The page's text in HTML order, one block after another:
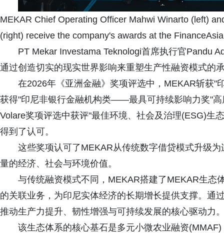
MEKAR Chief Operating Officer Mahwi Winarto (left)
(right) receive the company's awards at the
PT Mekar Investama Teknologi首席执行官Pandu
通过创造切实的现实世界影响来重塑生产性融资模式的
在2026年《亚洲金融》奖项评选中，MEKAR斩
获得"印尼非银行金融机构类——最具可持续影响力奖"
Volare奖项评选中获评"最佳环境、社会及治理(ESG)生
得到了认可。
这些奖项认可了MEKAR从传统数字借贷模式升级
量的经济、社会与环境价值。
与传统融资模式不同，MEKAR搭建了MEKAR生态
的关联业务，为印尼实体经济的长期增长提供支撑。通
推动生产力提升、韧性增强与可持续发展的核心驱动力
该生态体系的核心基石是多元小微农业融资